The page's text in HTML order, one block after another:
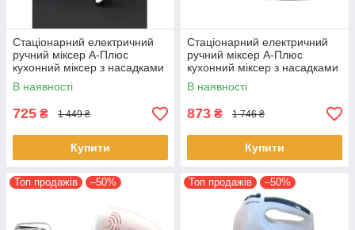
Стаціонарний електричний
ручний міксер А-Плюс
кухонний міксер з насадками
для замішування крутого
тіста
В наявності
725 ₴ 1 449 ₴
Купити
Стаціонарний електричний
ручний міксер А-Плюс
кухонний міксер з насадками
для замішування крутого
тіста
В наявності
873 ₴ 1 746 ₴
Купити
Топ продажів –50% Топ продажів –50%